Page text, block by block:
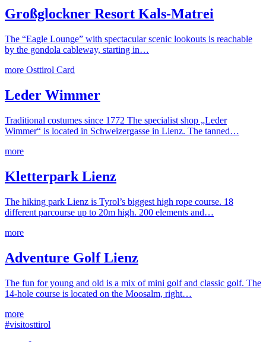
Großglockner Resort Kals-Matrei
The “Eagle Lounge” with spectacular scenic lookouts is reachable
by the gondola cableway, starting in…
more Osttirol Card
Leder Wimmer
Traditional costumes since 1772 The specialist shop „Leder
Wimmer“ is located in Schweizergasse in Lienz. The tanned…
more
Kletterpark Lienz
The hiking park Lienz is Tyrol’s biggest high rope course. 18
different parcourse up to 20m high. 200 elements and…
more
Adventure Golf Lienz
The fun for young and old is a mix of mini golf and classic golf. The
14-hole course is located on the Moosalm, right…
more
#visitosttirol